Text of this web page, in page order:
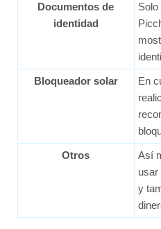
Documentos de
identidad
Bloqueador solar
En
Otros
Así
usar
y